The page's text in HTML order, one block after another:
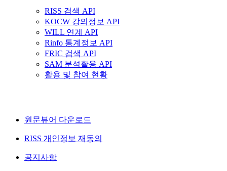
RISS 검색 API
KOCW 강의정보 API
WILL 연계 API
Rinfo 통계정보 API
FRIC 검색 API
SAM 분석활용 API
활용 및 참여 현황
원문뷰어 다운로드
RISS 개인정보 재동의
공지사항